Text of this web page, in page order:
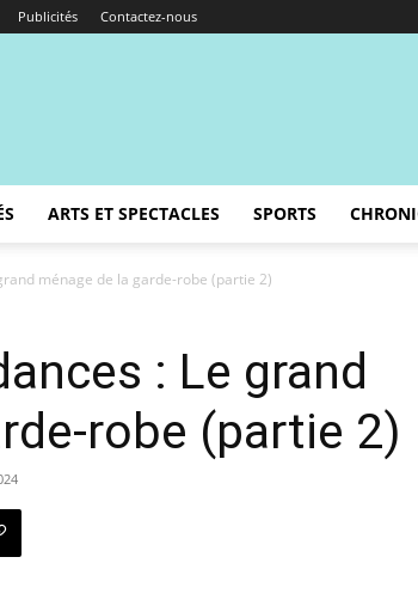
Publicités Contactez-nous
ARTS ET SPECTACLES SPORTS
ménage de la garde-robe (partie 2)
: Le grand
robe (partie 2)